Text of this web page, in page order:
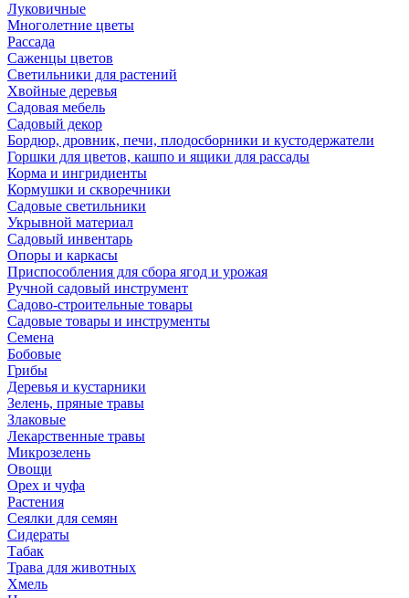
Луковичные
Многолетние цветы
Рассада
Саженцы цветов
Светильники для растений
Хвойные деревья
Садовая мебель
Садовый декор
Бордюр, дровник, печи, плодосборники и кустодержатели
Горшки для цветов, кашпо и ящики для рассады
Корма и ингридиенты
Кормушки и скворечники
Садовые светильники
Укрывной материал
Садовый инвентарь
Опоры и каркасы
Приспособления для сбора ягод и урожая
Ручной садовый инструмент
Садово-строительные товары
Садовые товары и инструменты
Семена
Бобовые
Грибы
Деревья и кустарники
Зелень, пряные травы
Злаковые
Лекарственные травы
Микрозелень
Овощи
Орех и чуфа
Растения
Сеялки для семян
Сидераты
Табак
Трава для животных
Хмель